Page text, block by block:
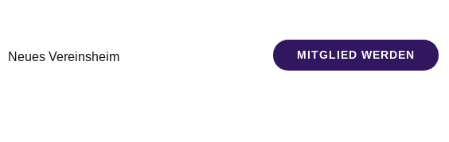
Neues Vereinsheim MITGLIED WERDEN